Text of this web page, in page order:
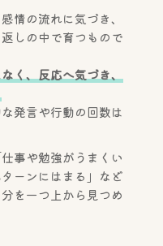
情の流れに気づき、
しの中で育つもので
く、反応へ気づき、
発言や行動の回数は
事や勉強がうまくい
ーンにはまる」など
を一つ上から見つめ